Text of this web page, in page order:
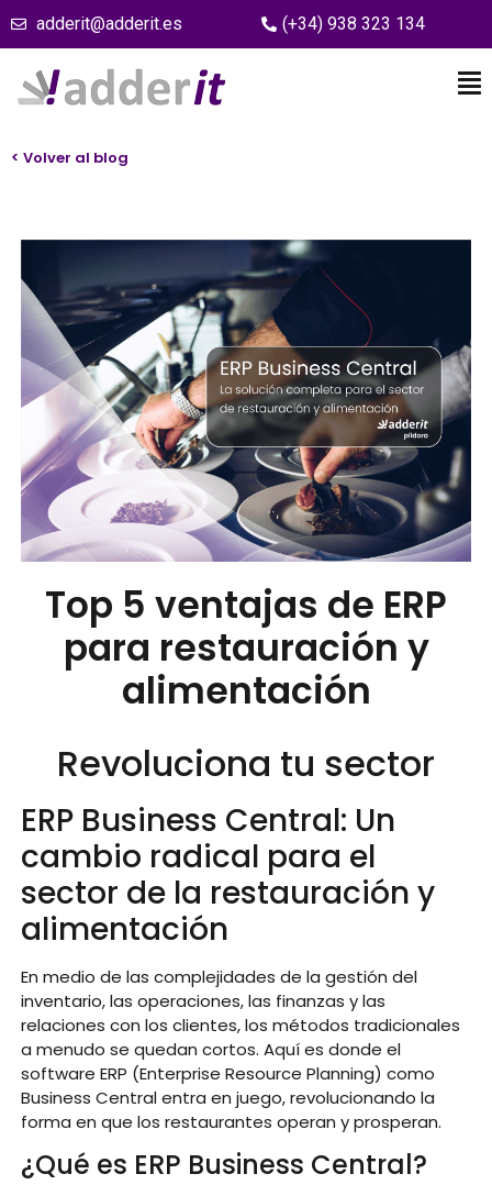
adderit@adderit.es (+34) 938 323 134
< Volver al blog
Top 5 ventajas de ERP
para restauración y
alimentación
Revoluciona tu sector
ERP Business Central: Un
cambio radical para el
sector de la restauración y
alimentación
En medio de las complejidades de la gestión del
inventario, las operaciones, las finanzas y las
relaciones con los clientes, los métodos tradicionales
a menudo se quedan cortos. Aquí es donde el
software ERP (Enterprise Resource Planning) como
Business Central entra en juego, revolucionando la
forma en que los restaurantes operan y prosperan.
¿Qué es ERP Business Central?